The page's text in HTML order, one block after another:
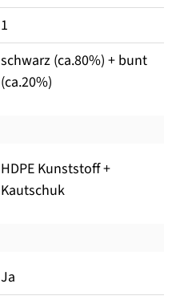
1
schwarz (ca.80%) + bunt
(ca.20%)
HDPE Kunststoff +
Kautschuk
Ja